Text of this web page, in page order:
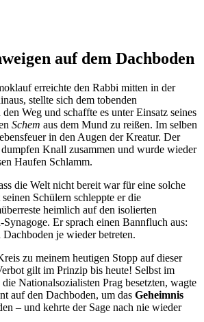
auf dem Dachboden
erreichte den Rabbi mitten in der
stellte sich dem tobenden
Weg und schaffte es unter Einsatz seines
Schem aus dem Mund zu reißen. Im selben
in den Augen der Kreatur. Der
Knall zusammen und wurde wieder
Haufen Schlamm.
die Welt nicht bereit war für eine solche
Schülern schleppte er die
heimlich auf den isolierten
Er sprach einen Bannfluch aus:
je wieder betreten.
zu meinem heutigen Stopp auf dieser
gilt im Prinzip bis heute! Selbst im
Nationalsozialisten Prag besetzten, wagte
auf den Dachboden, um das Geheimnis
– und kehrte der Sage nach nie wieder